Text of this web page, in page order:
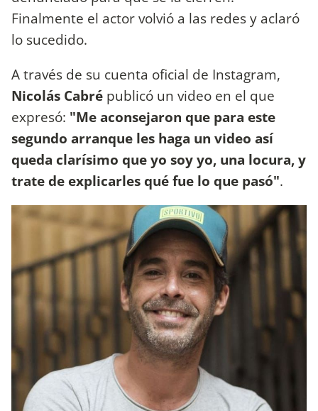
Finalmente el actor volvió a las redes y aclaró
lo sucedido.
A través de su cuenta oficial de Instagram,
Nicolás Cabré publicó un video en el que
expresó: "Me aconsejaron que para este
segundo arranque les haga un video así
queda clarísimo que yo soy yo, una locura, y
trate de explicarles qué fue lo que pasó".